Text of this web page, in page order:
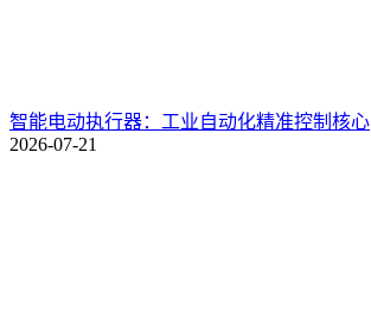
智能电动执行器：工业自动化精准控制核心
2026-07-21